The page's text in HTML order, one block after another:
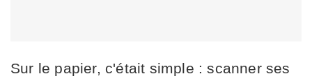
Sur le papier, c'était simple : scanner ses